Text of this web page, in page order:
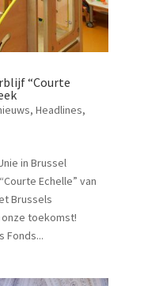
“Courte
, Headlines,
in Brussel
Echelle” van
Brussels
toekomst!
Fonds...